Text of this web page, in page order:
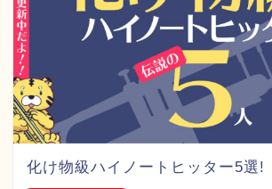
化け物級ハイノートヒッター5選!